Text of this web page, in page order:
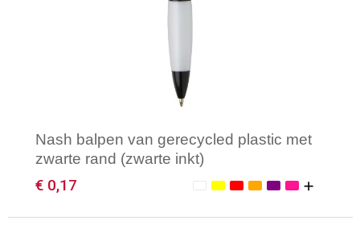
Nash balpen van gerecycled plastic met
zwarte rand (zwarte inkt)
€ 0,17